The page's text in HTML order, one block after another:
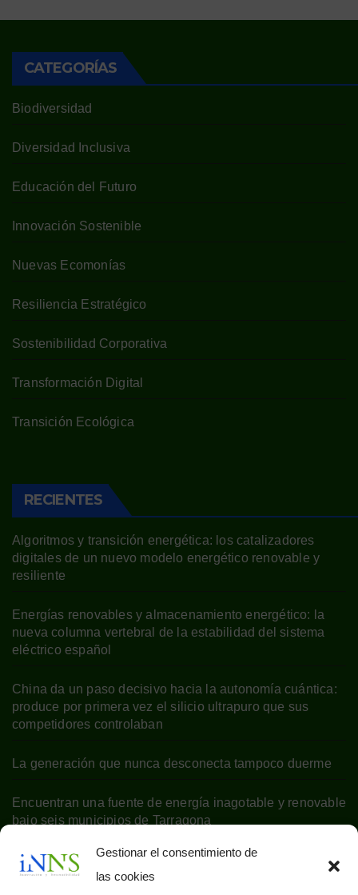
Gestionar el consentimiento de
las cookies
CATEGORÍAS
Biodiversidad
Diversidad Inclusiva
Educación del Futuro
Innovación Sostenible
Nuevas Ecomonías
Resiliencia Estratégico
Sostenibilidad Corporativa
Transformación Digital
Transición Ecológica
RECIENTES
Algoritmos y transición energética: los catalizadores
digitales de un nuevo modelo energético renovable y
resiliente
Energías renovables y almacenamiento energético: la
nueva columna vertebral de la estabilidad del sistema
eléctrico español
China da un paso decisivo hacia la autonomía cuántica:
produce por primera vez el silicio ultrapuro que sus
competidores controlaban
La generación que nunca desconecta tampoco duerme
Encuentran una fuente de energía inagotable y renovable
bajo seis municipios de Tarragona